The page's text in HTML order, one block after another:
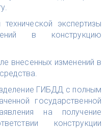
экспертизы
в конструкцию
внесенных изменений в
ГИБДД с полным
государственной
на получение
конструкции